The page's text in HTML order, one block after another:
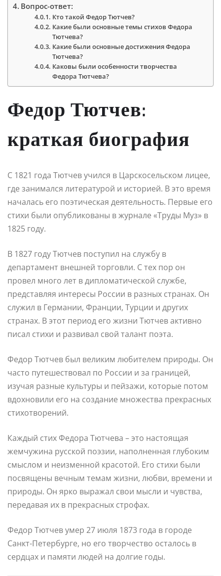
Вопрос-ответ:
Кто такой Федор Тютчев?
Какие были основные темы стихов Федора
Тютчева?
Какие были основные достижения Федора
Тютчева?
Каковы были особенности творчества
Федора Тютчева?
Федор Тютчев:
краткая биография
С 1821 года Тютчев учился в Царскосельском лицее,
где занимался литературой и историей. В это время
началась его поэтическая деятельность. Первые его
стихи были опубликованы в журнале «Труды Муз» в
1825 году.
В 1827 году Тютчев поступил на службу в
департамент внешней торговли. С тех пор он
провел много лет в дипломатической службе,
представляя интересы России в разных странах. Он
служил в Германии, Франции, Турции и других
странах. В этот период его жизни Тютчев активно
писал стихи и развивал свой талант поэта.
Федор Тютчев был великим любителем природы. Он
часто путешествовал по России и за границей,
изучая разные культуры и пейзажи, которые потом
вдохновили его на создание множества прекрасных
стихотворений.
Каждый стих Федора Тютчева – это настоящая
жемчужина русской поэзии, наполненная глубоким
смыслом и неизменной красотой. Его стихи были
посвящены вечным темам жизни, любви, времени и
природы. Он ярко выражал свои мысли и чувства,
передавая их в прекрасных строфах.
Федор Тютчев умер 27 июля 1873 года в городе
Санкт-Петербурге, но его творчество осталось в
сердцах и памяти людей на долгие годы.